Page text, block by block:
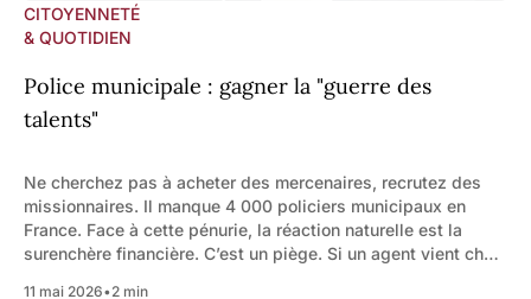
CITOYENNETÉ
& QUOTIDIEN
Police municipale : gagner la "guerre des
talents"
Ne cherchez pas à acheter des mercenaires, recrutez des
missionnaires. Il manque 4 000 policiers municipaux en
France. Face à cette pénurie, la réaction naturelle est la
surenchère financière. C’est un piège. Si un agent vient chez
11 mai 2026•2 min